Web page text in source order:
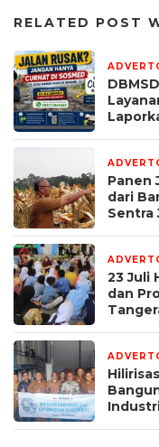
RELATED POST
Panen
dari
Sentra
23 Juli
dan